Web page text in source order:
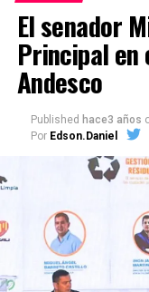
El senador
Principal en
Andesco
Published hace3 años
Por Edson.Daniel